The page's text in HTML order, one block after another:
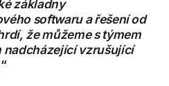
základny
softwaru a řešení od
že můžeme s týmem
nadcházející vzrušující